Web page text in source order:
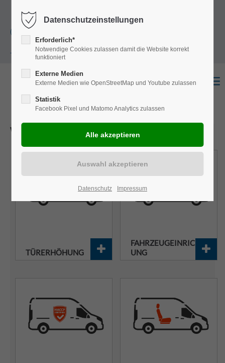
+49
(0)251 322 631
- 0
Wählen Sie einen Ausbau
TÜRERHÖHUNG
FAHRZEUGEINRICHT
UNG
Datenschutzeinstellungen
Erforderlich*
Notwendige Cookies zulassen damit die Website korrekt
funktioniert
Externe Medien
Externe Medien wie OpenStreetMap und Youtube zulassen
Statistik
Facebook Pixel und Matomo Analytics zulassen
Datenschutz Impressum